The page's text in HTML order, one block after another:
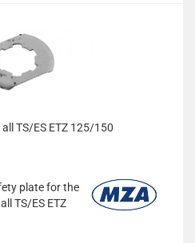
TS/ES ETZ 125/150
plate for the
TS/ES ETZ